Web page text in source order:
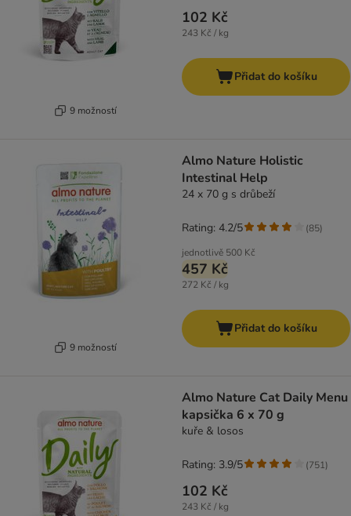
9 možností
102 Kč
243 Kč / kg
Přidat do košíku
9 možností
Almo Nature Holistic
Intestinal Help
24 x 70 g s drůbeží
jednotlivě 500 Kč
457 Kč
272 Kč / kg
Rating: 4.2/5 (85)
Přidat do košíku
Almo Nature Cat Daily Menu
kapsička 6 x 70 g
kuře & losos
102 Kč
243 Kč / kg
Rating: 3.9/5 (751)